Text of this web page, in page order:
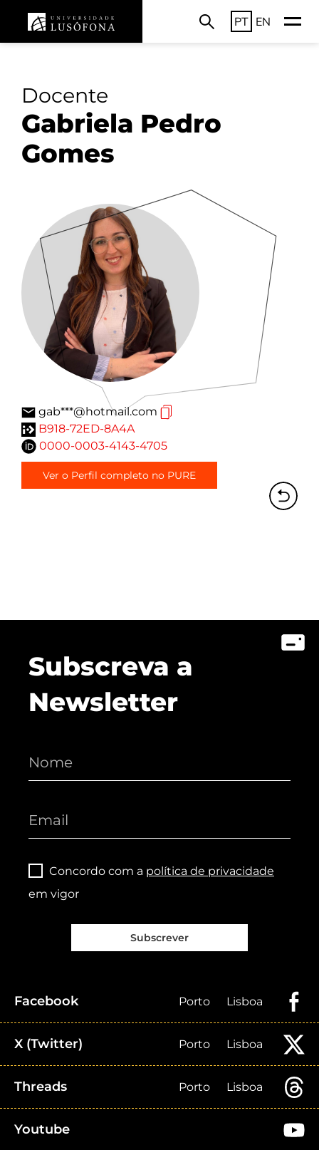
PT EN
Docente
Gabriela Pedro
Gomes
gab***@hotmail.com
B918-72ED-8A4A
0000-0003-4143-4705
Ver o Perfil completo no PURE
Subscreva a
Newsletter
Concordo com a política de privacidade
em vigor
Subscrever
Facebook Porto Lisboa
X (Twitter) Porto Lisboa
Threads Porto Lisboa
Youtube